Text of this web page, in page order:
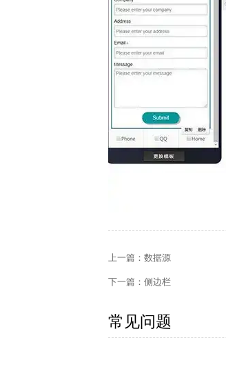
上一篇： 数据源
下一篇： 侧边栏
常见问题